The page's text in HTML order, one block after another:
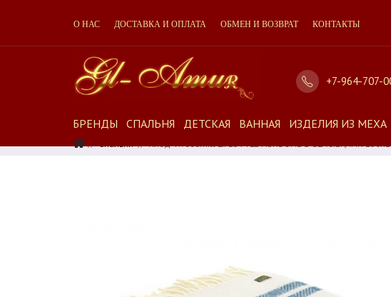
О НАС ДОСТАВКА И ОПЛАТА ОБМЕН И ВОЗВРАТ КОНТАКТЫ
+7-964-707-
БРЕНДЫ СПАЛЬНЯ ДЕТСКАЯ ВАННАЯ ИЗДЕЛИЯ ИЗ МЕХА
Спальня Плед Tweedmill LIFESTYLE FISHBONE 2 GLACIER/INK